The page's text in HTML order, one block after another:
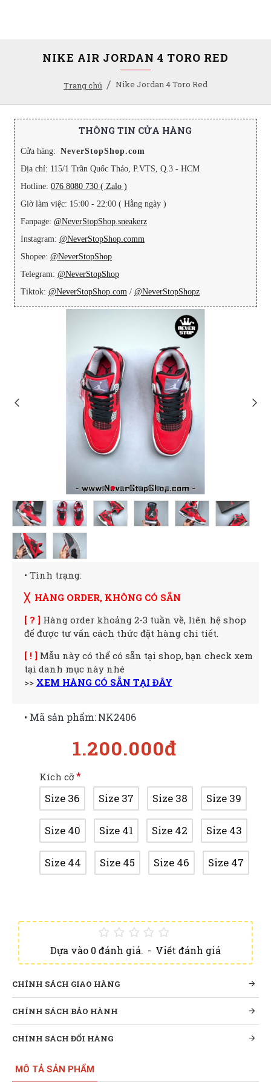
Trang chủ Nike Jordan 4 Toro Red
NIKE AIR JORDAN 4 TORO RED
THÔNG TIN CỬA HÀNG
Cửa hàng: NeverStopShop.com
Địa chỉ: 115/1 Trần Quốc Thảo, P.VTS, Q.3 - HCM
Hotline: 076 8080 730 ( Zalo )
Giờ làm việc: 15:00 - 22:00 ( Hằng ngày )
Fanpage: @NeverStopShop.sneakerz
Instagram: @NeverStopShop.comm
Shopee: @NeverStopShop
Telegram: @NeverStopShop
Tiktok: @NeverStopShop.com / @NeverStopShopz
• Tình trạng:
╳ HÀNG ORDER, KHÔNG CÓ SẴN
[ ? ] Hàng order khoảng 2-3 tuần về, liên hệ shop
để được tư vấn cách thức đặt hàng chi tiết.
[ ! ] Mẫu này có thể có sẵn tại shop, bạn check xem
tại danh mục này nhé
>> XEM HÀNG CÓ SẴN TẠI ĐÂY
Dựa vào 0 đánh giá. - Viết đánh giá
1.200.000đ
• Mã sản phẩm:NK2406
Kích cỡ
Size 36 Size 37 Size 38 Size 39
Size 40 Size 41 Size 42 Size 43
Size 44 Size 45 Size 46 Size 47
CHÍNH SÁCH GIAO HÀNG
CHÍNH SÁCH BẢO HÀNH
CHÍNH SÁCH ĐỔI HÀNG
MÔ TẢ SẢN PHẨM